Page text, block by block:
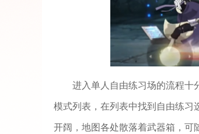
进入单人自由练习场的流程十
模式列表，在列表中找到自由练习
开阔，地图各处散落着武器箱，可